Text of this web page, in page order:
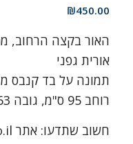
₪450.00
האור בקצה הרחוב,
אורית גפני
תמונה על בד קנבס
רוחב 95 ס"מ, גובה 63 ס"מ.